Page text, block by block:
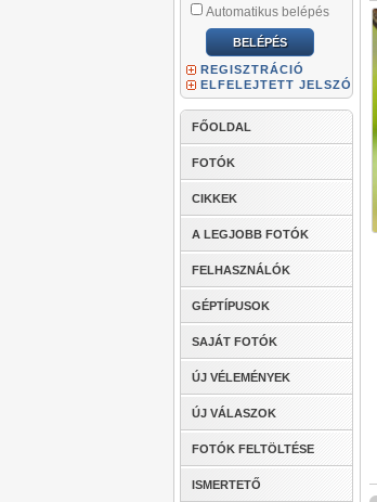
Automatikus belépés
REGISZTRÁCIÓ
ELFELEJTETT JELSZÓ
FŐOLDAL
FOTÓK
CIKKEK
A LEGJOBB FOTÓK
FELHASZNÁLÓK
GÉPTÍPUSOK
SAJÁT FOTÓK
ÚJ VÉLEMÉNYEK
ÚJ VÁLASZOK
FOTÓK FELTÖLTÉSE
ISMERTETŐ